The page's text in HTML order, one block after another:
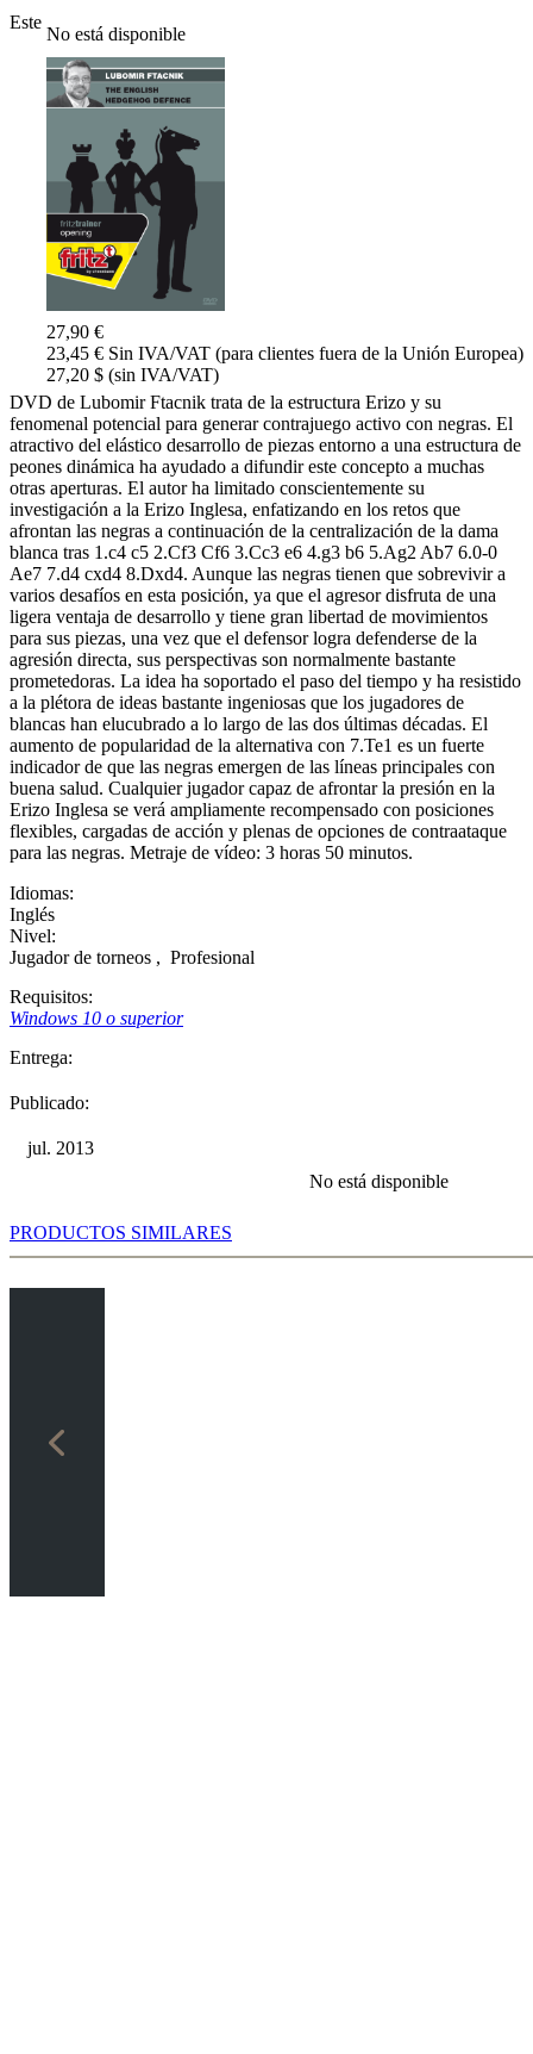
No está disponible
27,90 €
23,45 € Sin IVA/VAT (para clientes fuera de la Unión Europea)
27,20 $ (sin IVA/VAT)
Este
DVD de Lubomir Ftacnik trata de la estructura Erizo y su
fenomenal potencial para generar contrajuego activo con negras. El
atractivo del elástico desarrollo de piezas entorno a una estructura de
peones dinámica ha ayudado a difundir este concepto a muchas
otras aperturas. El autor ha limitado conscientemente su
investigación a la Erizo Inglesa, enfatizando en los retos que
afrontan las negras a continuación de la centralización de la dama
blanca tras 1.c4 c5 2.Cf3 Cf6 3.Cc3 e6 4.g3 b6 5.Ag2 Ab7 6.0-0
Ae7 7.d4 cxd4 8.Dxd4. Aunque las negras tienen que sobrevivir a
varios desafíos en esta posición, ya que el agresor disfruta de una
ligera ventaja de desarrollo y tiene gran libertad de movimientos
para sus piezas, una vez que el defensor logra defenderse de la
agresión directa, sus perspectivas son normalmente bastante
prometedoras. La idea ha soportado el paso del tiempo y ha resistido
a la plétora de ideas bastante ingeniosas que los jugadores de
blancas han elucubrado a lo largo de las dos últimas décadas. El
aumento de popularidad de la alternativa con 7.Te1 es un fuerte
indicador de que las negras emergen de las líneas principales con
buena salud. Cualquier jugador capaz de afrontar la presión en la
Erizo Inglesa se verá ampliamente recompensado con posiciones
flexibles, cargadas de acción y plenas de opciones de contraataque
para las negras. Metraje de vídeo: 3 horas 50 minutos.
Idiomas:
Inglés
Nivel:
Jugador de torneos , Profesional
Requisitos:
Windows 10 o superior
Entrega:
Publicado:
jul. 2013
No está disponible
PRODUCTOS SIMILARES